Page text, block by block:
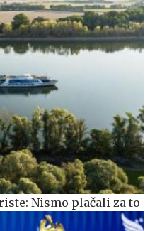
Nismo plačali za to